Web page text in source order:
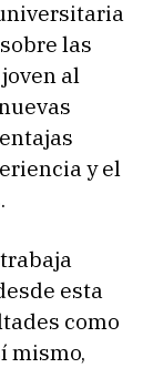
las
al
y el
esta
como
mismo,